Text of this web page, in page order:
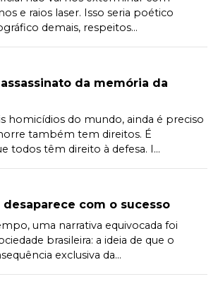
e raios laser. Isso seria poético
demais, respeitos...
da memória da
homicídios do mundo, ainda é preciso
também tem direitos. É
todos têm direito à defesa. I...
desaparece com o sucesso
uma narrativa equivocada foi
brasileira: a ideia de que o
exclusiva da...